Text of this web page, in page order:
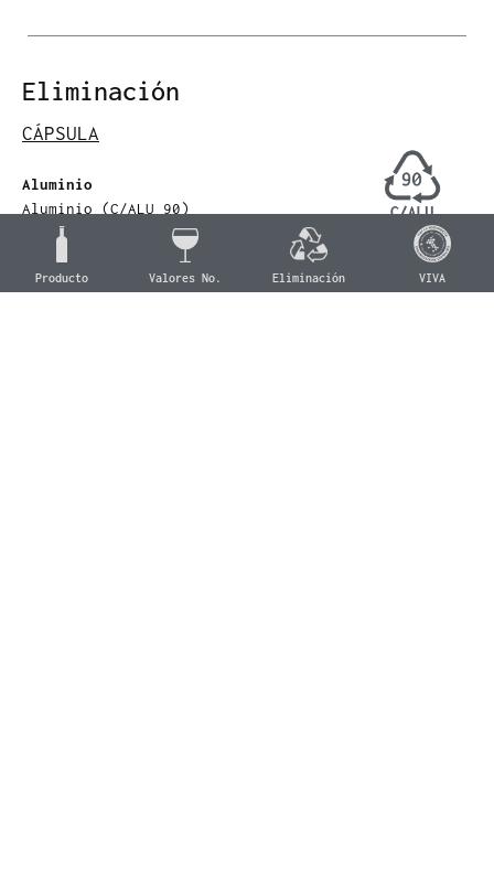
Eliminación
CÁPSULA
Aluminio
Aluminio (C/ALU 90)
Colección de aluminio
Producto Valores No. Eliminación VIVA